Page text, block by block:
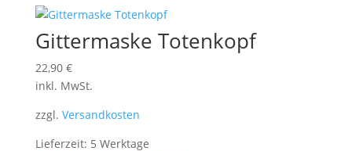
Gittermaske Totenkopf
22,90 €
inkl. MwSt.
zzgl. Versandkosten
Lieferzeit: 5 Werktage